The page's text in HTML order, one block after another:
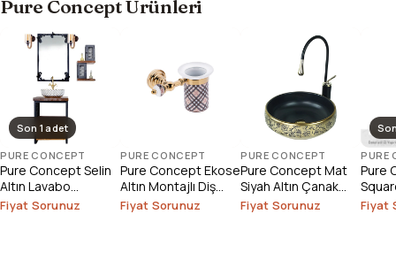
Pure Concept Ürünleri
Son 1 adet
PURE CONCEPT
Pure Concept Selin
Altın Lavabo
Bataryası (Outlet)
Fiyat Sorunuz
PURE CONCEPT
Pure Concept Ekose
Altın Montajlı Diş
Fırçalık
Fiyat Sorunuz
PURE CONCEPT
Pure Concept Mat
Siyah Altın Çanak
Lavabo
Fiyat Sorunuz
PURE
Pure
Fiyat